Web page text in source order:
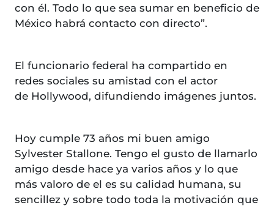
con él. Todo lo que sea sumar en beneficio de
México habrá contacto con directo”.
El funcionario federal ha compartido en
redes sociales su amistad con el actor
de Hollywood, difundiendo imágenes juntos.
Hoy cumple 73 años mi buen amigo
Sylvester Stallone. Tengo el gusto de llamarlo
amigo desde hace ya varios años y lo que
más valoro de el es su calidad humana, su
sencillez y sobre todo toda la motivación que